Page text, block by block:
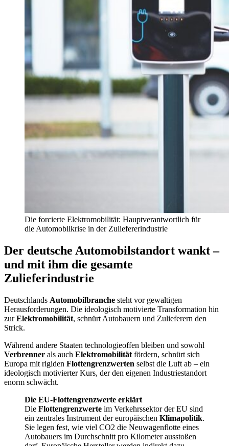
Die forcierte Elektromobilität: Hauptverantwortlich für
die Automobilkrise in der Zuliefererindustrie
Der deutsche Automobilstandort wankt –
und mit ihm die gesamte
Zulieferindustrie
Deutschlands Automobilbranche steht vor gewaltigen
Herausforderungen. Die ideologisch motivierte Transformation hin
zurElektromobilität, schnürt Autobauern und Zulieferern den
Strick.
Während andere Staaten technologieoffen bleiben und sowohl
Verbrenner als auch Elektromobilität fördern, schnürt sich
Europa mit rigiden Flottengrenzwerten selbst die Luft ab – ein
ideologisch motivierter Kurs, der den eigenen Industriestandort
enorm schwächt.
Die EU-Flottengrenzwerte erklärt
Die Flottengrenzwerte im Verkehrssektor der EU sind
ein zentrales Instrument der europäischen Klimapolitik.
Sie legen fest, wie viel CO2 die Neuwagenflotte eines
Autobauers im Durchschnitt pro Kilometer ausstoßen